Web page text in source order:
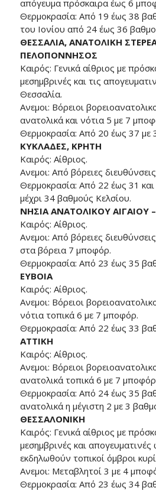
απόγευμα πρόσκαιρα έως 6
Θερμοκρασία: Από 19 έως 38
του Ιονίου από 24 έως 36
ΘΕΣΣΑΛΙΑ, ΑΝΑΤΟΛΙΚΗ
ΠΕΛΟΠΟΝΝΗΣΟΣ
Καιρός: Γενικά αίθριος με
μεσημβρινές και τις
Θεσσαλία.
Ανεμοι: Βόρειοι
ανατολικά και νότια 5 με 7
Θερμοκρασία: Από 20 έως 37 με
ΚΥΚΛΑΔΕΣ, ΚΡΗΤΗ
Καιρός: Αίθριος.
Ανεμοι: Από βόρειες
Θερμοκρασία: Από 22 έως 31
μέχρι 34 βαθμούς Κελσίου.
ΝΗΣΙΑ ΑΝΑΤΟΛΙΚΟΥ ΑΙΓΑΙΟΥ
Καιρός: Αίθριος.
Ανεμοι: Από βόρειες
στα βόρεια 7 μποφόρ.
Θερμοκρασία: Από 23 έως 35
ΕΥΒΟΙΑ
Καιρός: Αίθριος.
Ανεμοι: Βόρειοι
νότια τοπικά 6 με 7 μποφόρ.
Θερμοκρασία: Από 22 έως 33
ΑΤΤΙΚΗ
Καιρός: Αίθριος.
Ανεμοι: Βόρειοι
ανατολικά τοπικά 6 με 7
Θερμοκρασία: Από 24 έως 35
ανατολικά η μέγιστη 2 με 3
ΘΕΣΣΑΛΟΝΙΚΗ
Καιρός: Γενικά αίθριος με
μεσημβρινές και
εκδηλωθούν τοπικοί όμβροι
Ανεμοι: Μεταβλητοί 3 με 4
Θερμοκρασία: Από 23 έως 34